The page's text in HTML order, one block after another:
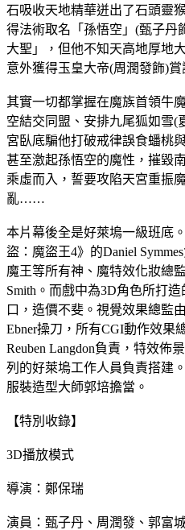
石吸收天地精華迸出了石頭靈
得法術取名「孫悟空」(甄子丹
大聖」，但他不知天高地厚地
意外獲得玉皇大帝(周潤發飾)賞
其實一切都掌握在魔族首領牛
空結交同盟、安排九尾狐如雪(
宮臥底騙他打破戒律誤食蟠桃
甚至激起孫悟空的魔性，摧毀
乘虛而入，誓要攻陷天宮重振
亂……
本片幕後全是好萊塢一級班底
盜：魔盜王4》的Daniel
魔王等所有神、魔特效化妝總
Smith。而戲中為3D角色所打
口，造價不斐。視覺效果總監
Ebner操刀，所有CGI動作效果
Reuben Langdon負責，特效佈
列的好萊塢工作人員負責搭建
服裝造型大師郭培擔當。
【特別收錄】
3D播放模式
導演：鄭保瑞
演員：甄子丹、周潤發、郭富